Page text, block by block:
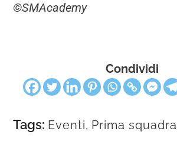
©SMAcademy
Condividi
Tags: Eventi, Prima